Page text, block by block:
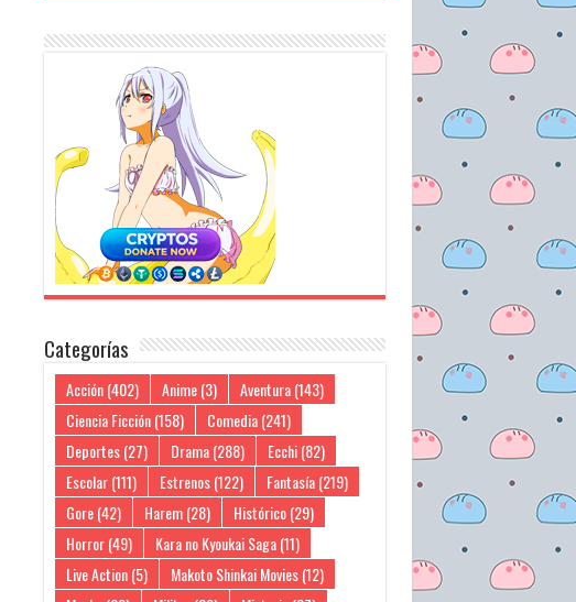
Categorías
Acción(402) Anime(3) Aventura(143)
Ciencia Ficción(158) Comedia(241)
Deportes(27) Drama(288) Ecchi(82)
Escolar(111) Estrenos(122) Fantasía(219)
Gore(42) Harem(28) Histórico(29)
Horror(49) Kara no Kyoukai Saga(11)
Live Action(5) Makoto Shinkai Movies(12)